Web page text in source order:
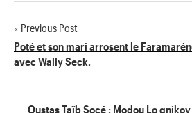
Navigation
de
Previous Post
Poté et son mari arrosent le
avec Wally Seck.
Oustas Taïb Socé : Modou Lo